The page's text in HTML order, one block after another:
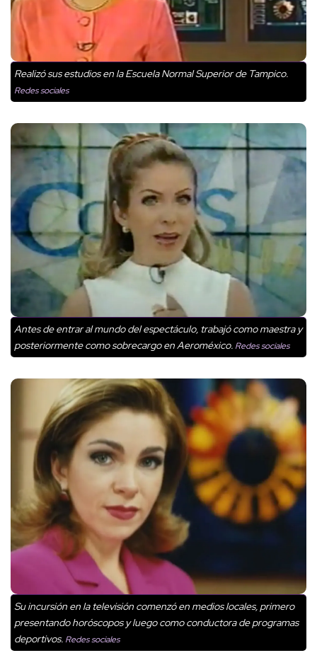
Realizó sus estudios en la Escuela Normal Superior de Tampico.
Redes sociales
Antes de entrar al mundo del espectáculo, trabajó como maestra y
posteriormente como sobrecargo en Aeroméxico. Redes sociales
Su incursión en la televisión comenzó en medios locales, primero
presentando horóscopos y luego como conductora de programas
deportivos. Redes sociales